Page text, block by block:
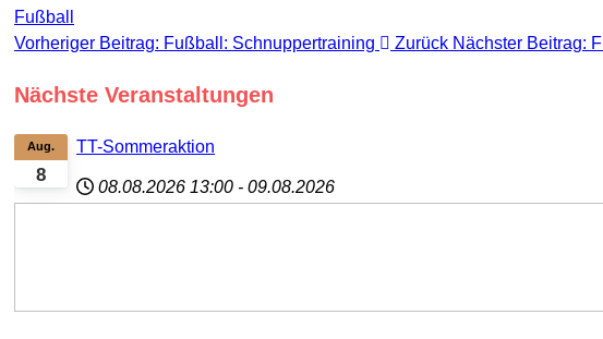
Fußball
Vorheriger Beitrag: Fußball: Schnuppertraining
Zurück Nächster Beitrag:
Nächste Veranstaltungen
8
Aug. TT-Sommeraktion
08.08.2026 13:00 - 09.08.2026